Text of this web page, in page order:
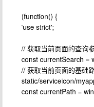
(function() {
'use strict';
// 获取当前页面的查询
const currentSearch =
// 获取当前页面的基础
static/serviceicon/
const currentPath =